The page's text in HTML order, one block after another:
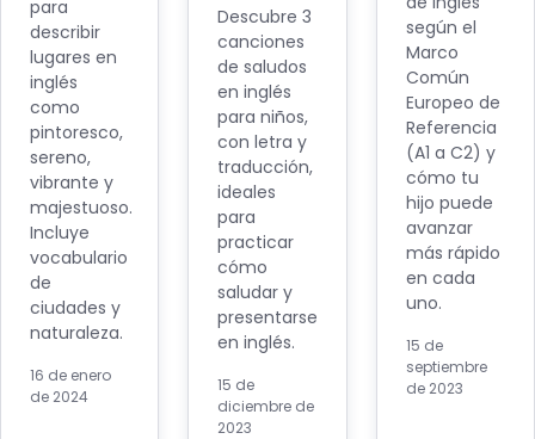
para
describir
lugares en
inglés
como
pintoresco,
sereno,
vibrante y
majestuoso.
Incluye
vocabulario
de
ciudades y
naturaleza.
16 de enero
de 2024
Descubre 3
canciones
de saludos
en inglés
para niños,
con letra y
traducción,
ideales
para
practicar
cómo
saludar y
presentarse
en inglés.
15 de
diciembre de
2023
según el
Marco
Común
Europeo de
Referencia
(A1 a C2) y
cómo tu
hijo puede
avanzar
más rápido
en cada
uno.
15 de
septiembre
de 2023